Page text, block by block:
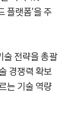
플랫폼’을 주
술 전략을 총괄
경쟁력 확보
는 기술 역량